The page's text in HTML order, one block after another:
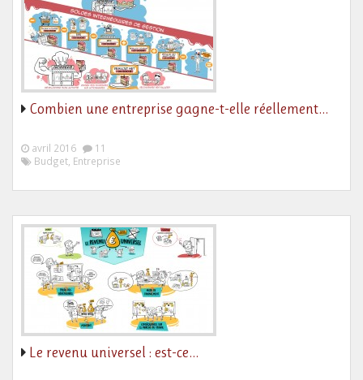
Combien une entreprise gagne-t-elle réellement…
avril 2016
11
Budget, Entreprise
Le revenu universel : est-ce…